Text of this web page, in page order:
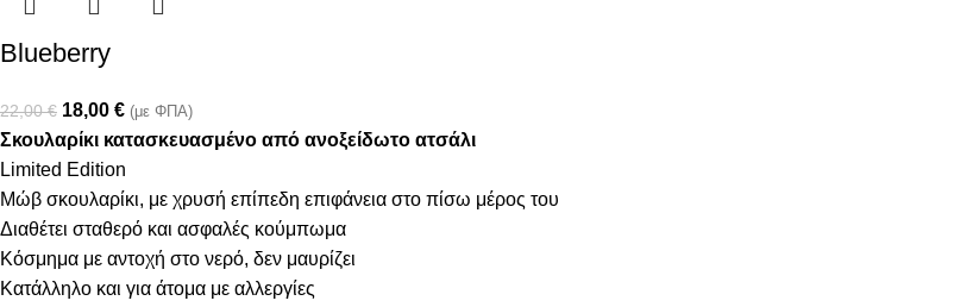
Blueberry
22,00€ 18,00 € (με ΦΠΑ)
Σκουλαρίκι κατασκευασμένο από ανοξείδωτο ατσάλι
Limited Edition
Μώβ σκουλαρίκι, με χρυσή επίπεδη επιφάνεια στο πίσω μέρος του
Διαθέτει σταθερό και ασφαλές κούμπωμα
Κόσμημα με αντοχή στο νερό, δεν μαυρίζει
Κατάλληλο και για άτομα με αλλεργίες